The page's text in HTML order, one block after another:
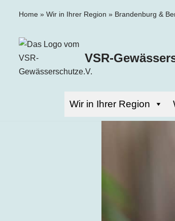
Inhalt
springen
Home » Wir in Ihrer Region » Brandenburg &
VSR-
Wir in Ihrer Region